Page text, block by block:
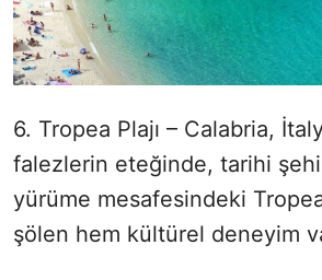
6. Tropea Plajı – Calabria,
falezlerin eteğinde, tarihi
yürüme mesafesindeki
şölen hem kültürel deneyim